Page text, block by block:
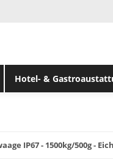
Hotel- &
IP67 - 1500kg/500g -